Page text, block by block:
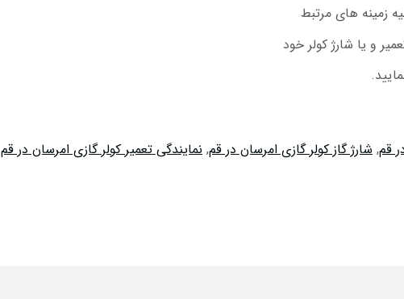
زمینه های مرتبط
و یا شارژ کولر خود
قم, شارژ گاز کولر گازی امرسان در قم, نمایندگی تعمیر کولر گازی امرسان در قم